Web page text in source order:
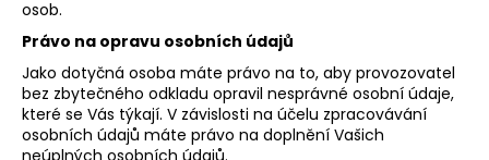
osob.
Právo na opravu osobních údajů
Jako dotyčná osoba máte právo na to, aby provozovatel
bez zbytečného odkladu opravil nesprávné osobní údaje,
které se Vás týkají. V závislosti na účelu zpracovávání
osobních údajů máte právo na doplnění Vašich
neúplných osobních údajů.